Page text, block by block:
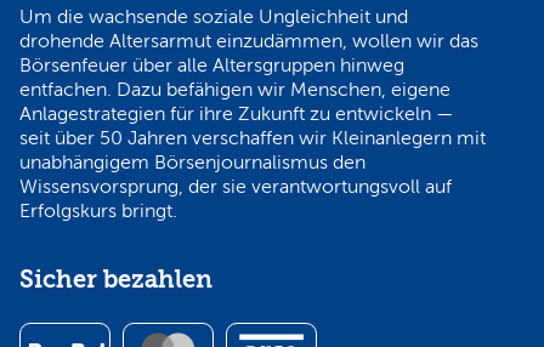
Um die wachsende soziale Ungleichheit und
drohende Altersarmut einzudämmen, wollen wir das
Börsenfeuer über alle Altersgruppen hinweg
entfachen. Dazu befähigen wir Menschen, eigene
Anlagestrategien für ihre Zukunft zu entwickeln —
seit über 50 Jahren verschaffen wir Kleinanlegern mit
unabhängigem Börsenjournalismus den
Wissensvorsprung, der sie verantwortungsvoll auf
Erfolgskurs bringt.
Sicher bezahlen